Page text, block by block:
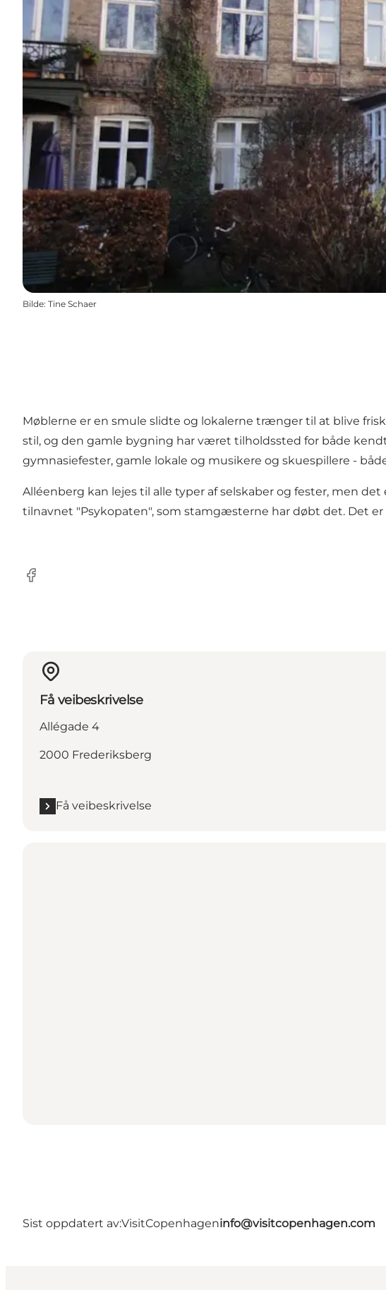
Bilde: Tine Schaer
Møblerne er en smule slidte og lokalerne trænger til at blive
stil, og den gamle bygning har været tilholdssted for både
gymnasiefester, gamle lokale og musikere og skuespillere -
Alléenberg kan lejes til alle typer af selskaber og fester, men
tilnavnet "Psykopaten", som stamgæsterne har døbt det. Det
Facebook
Få veibeskrivelse
Allégade 4
2000 Frederiksberg
Få veibeskrivelse
Sist oppdatert av:VisitCopenhageninfo@visitcopenhagen.com